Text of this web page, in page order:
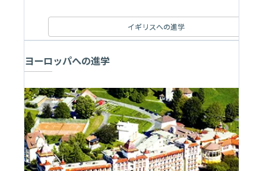
イギリスへの進学
ヨーロッパへの進学